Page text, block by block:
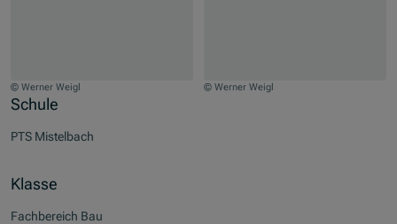
© Werner Weigl © Werner Weigl
Zum Beginn des Sliders springen
Schule
PTS Mistelbach
Klasse
Fachbereich Bau